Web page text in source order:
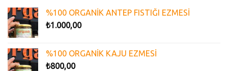
%100 ORGANİK ANTEP FISTIĞI EZMESİ
₺1.000,00
%100 ORGANİK KAJU EZMESİ
₺800,00